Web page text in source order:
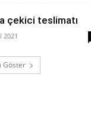
çekici teslimatı
2021
Göster